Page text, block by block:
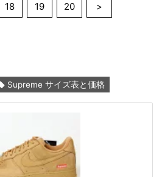
18 19 20 >
Supreme サイズ表と価格